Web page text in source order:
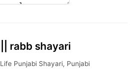
rabb shayari
Life Punjabi Shayari, Punjabi